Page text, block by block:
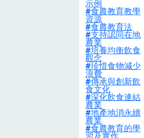
明定以「支持認
同在地農業、培
養均衡飲食觀
念、珍惜食物減
少浪費、傳承與
創新飲食文化、
深化飲食連結農
業、地產地消永
續農業」為推動
方針。透過中央
示例
食農教育教學
資源
食農教育法
支持認同在地
農業
培養均衡飲食
觀念
珍惜食物減少
浪費
傳承與創新飲
食文化
深化飲食連結
農業
地產地消永續
農業
食農教育的學
習及實作